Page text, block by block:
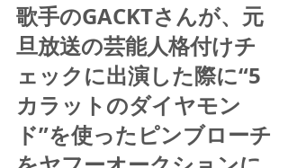
歌手のGACKTさんが、元
旦放送の芸能人格付けチ
ェックに出演した際に“5
カラットのダイヤモン
ド”を使ったピンブローチ